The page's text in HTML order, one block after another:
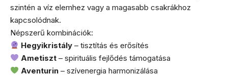
szintén a víz elemhez vagy a magasabb csakrákhoz
kapcsolódnak.
Népszerű kombinációk:
Hegyikristály – tisztítás és erősítés
Ametiszt – spirituális fejlődés támogatása
Aventurin – szívenergia harmonizálása